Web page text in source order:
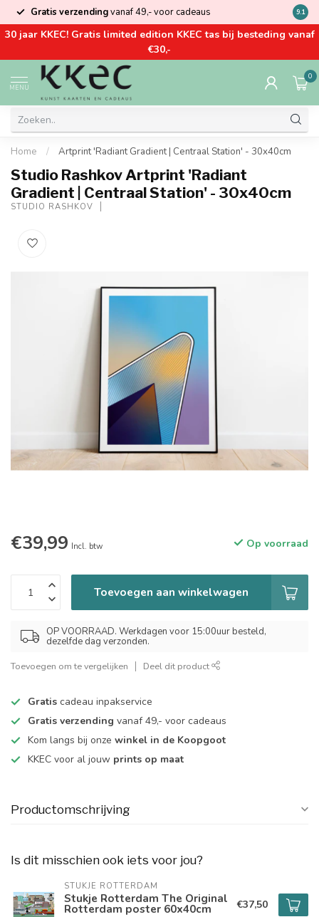
Gratis verzendingvanaf 49,- voor cadeaus Kom
9.1
30 jaar KKEC! Gratis limited edition KKEC tas bij besteding vanaf
€30,-
MENU
0
Home / Artprint 'Radiant Gradient | Centraal Station' - 30x40cm
Studio Rashkov Artprint 'Radiant
Gradient | Centraal Station' - 30x40cm
STUDIO RASHKOV
€39,99 Incl. btw Op voorraad
Toevoegen aan winkelwagen
OP VOORRAAD. Werkdagen voor 15:00uur besteld,
dezelfde dag verzonden.
Toevoegen om te vergelijken Deel dit product
Gratis cadeau inpakservice
Gratis verzending vanaf 49,- voor cadeaus
Kom langs bij onze winkel in de Koopgoot
KKEC voor al jouw prints op maat
Productomschrijving
Is dit misschien ook iets voor jou?
STUKJE ROTTERDAM
Stukje Rotterdam The Original
Rotterdam poster 60x40cm €37,50